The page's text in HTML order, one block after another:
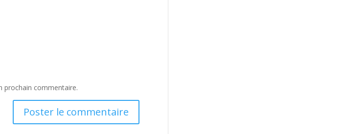
prochain commentaire.